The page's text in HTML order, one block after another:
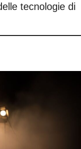
tecnologie di